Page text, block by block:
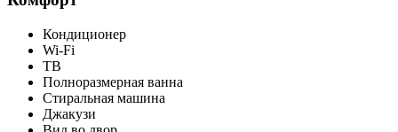
Кондиционер
Wi-Fi
ТВ
Полноразмерная ванна
Стиральная машина
Джакузи